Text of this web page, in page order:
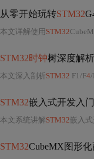
从零开始玩转STM32
本文详解使用 STM32
STM32时钟树深度解析
本文深入剖析STM32 F1/F4/
STM32嵌入式开发入门
本文系统讲解STM32嵌入
STM32CubeMX图形化